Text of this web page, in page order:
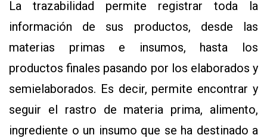
La trazabilidad permite registrar toda la
información de sus productos, desde las
materias primas e insumos, hasta los
productos finales pasando por los elaborados y
semielaborados. Es decir, permite encontrar y
seguir el rastro de materia prima, alimento,
ingrediente o un insumo que se ha destinado a